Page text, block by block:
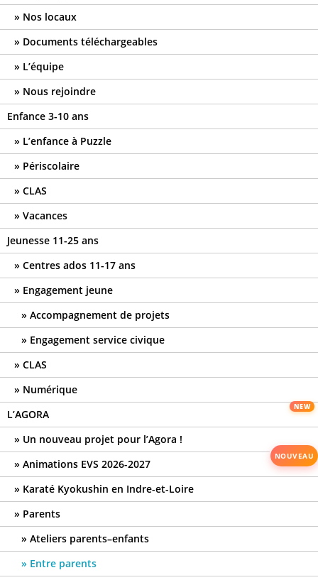
Nos locaux
Documents téléchargeables
L’équipe
Nous rejoindre
Enfance 3-10 ans
L’enfance à Puzzle
Périscolaire
CLAS
Vacances
Jeunesse 11-25 ans
Centres ados 11-17 ans
Engagement jeune
Accompagnement de projets
Engagement service civique
CLAS
Numérique
L’AGORA
Un nouveau projet pour l’Agora !
Animations EVS 2026-2027
Karaté Kyokushin en Indre-et-Loire
Parents
Ateliers parents–enfants
Entre parents